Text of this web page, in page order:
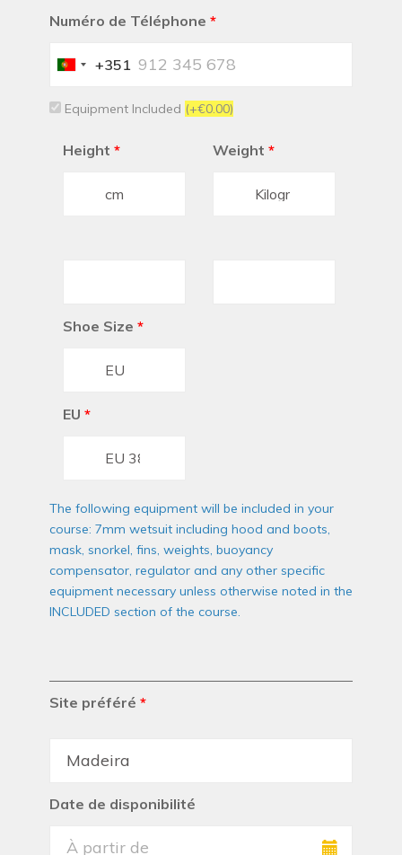
Numéro de Téléphone *
Portugal
+351
Equipment Included (+€0.00)
Height * Weight *
Shoe Size *
EU *
The following equipment will be included in your
course: 7mm wetsuit including hood and boots,
mask, snorkel, fins, weights, buoyancy
compensator, regulator and any other specific
equipment necessary unless otherwise noted in the
INCLUDED section of the course.
Site préféré *
Date de disponibilité